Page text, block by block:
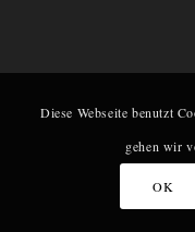
Diese Webseite benutzt
gehen wir
OK